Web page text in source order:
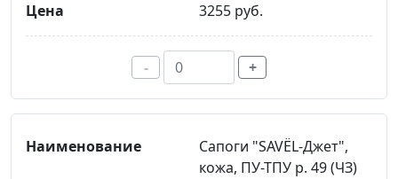
3255 руб.
- +
Сапоги "SAVЁL-Джет",
кожа, ПУ-ТПУ р. 49 (ЧЗ)